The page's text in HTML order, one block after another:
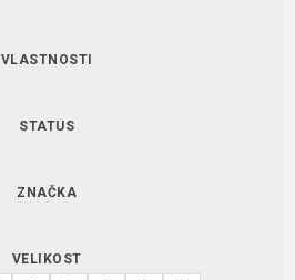
VLASTNOSTI
STATUS
ZNAČKA
VELIKOST